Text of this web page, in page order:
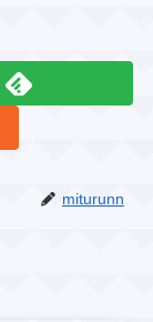
miturunn